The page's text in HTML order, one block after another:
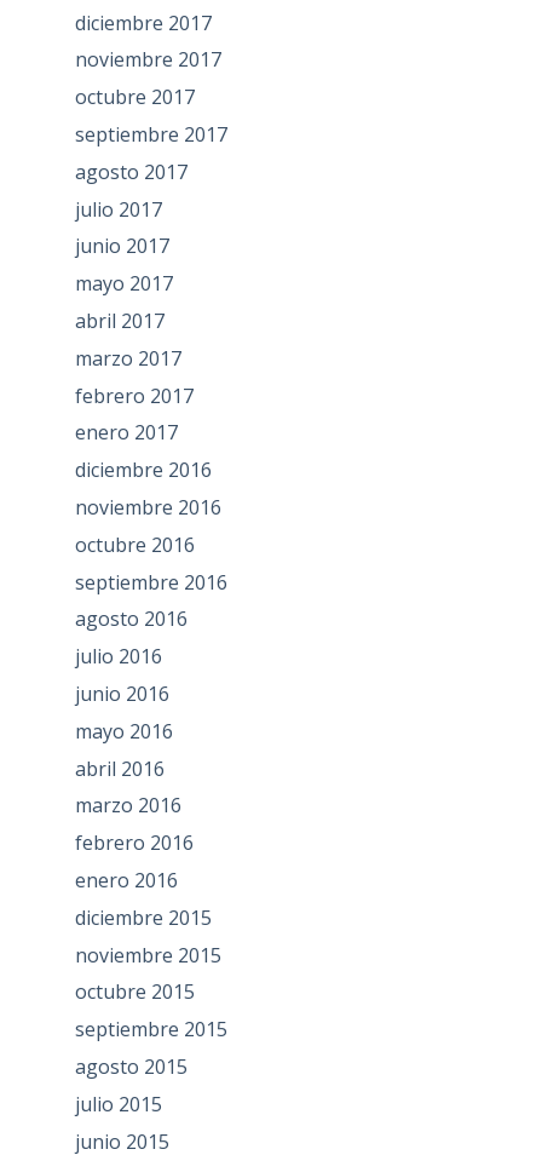
diciembre 2017
noviembre 2017
octubre 2017
septiembre 2017
agosto 2017
julio 2017
junio 2017
mayo 2017
abril 2017
marzo 2017
febrero 2017
enero 2017
diciembre 2016
noviembre 2016
octubre 2016
septiembre 2016
agosto 2016
julio 2016
junio 2016
mayo 2016
abril 2016
marzo 2016
febrero 2016
enero 2016
diciembre 2015
noviembre 2015
octubre 2015
septiembre 2015
agosto 2015
julio 2015
junio 2015